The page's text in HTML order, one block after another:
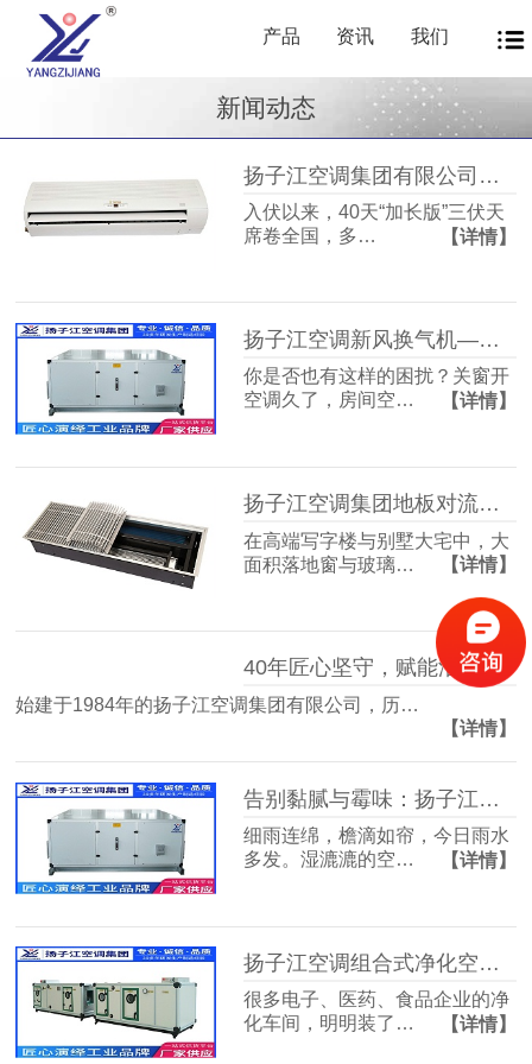
产品 资讯 我们
新闻动态
扬子江空调集团有限公司商用暖通源头厂家，40年匠心护航从容度伏
入伏以来，40天“加长版”三伏天
席卷全国，多…
【详情】
扬子江空调新风换气机——告别室内空气闷浊，畅享洁净富氧新生活
你是否也有这样的困扰？关窗开
空调久了，房间空…
【详情】
扬子江空调集团地板对流器：破解冬冷夏热难题，打造四季如春的舒适空间
在高端写字楼与别墅大宅中，大
面积落地窗与玻璃…
【详情】
40年匠心坚守，赋能洁净空气未来
始建于1984年的扬子江空调集团有限公司，历…
【详情】
告别黏腻与霉味：扬子江空调的梅雨季舒适生活指南
细雨连绵，檐滴如帘，今日雨水
多发。湿漉漉的空…
【详情】
扬子江空调组合式净化空调箱，彻底解决车间洁净度不达标难题
很多电子、医药、食品企业的净
化车间，明明装了…
【详情】